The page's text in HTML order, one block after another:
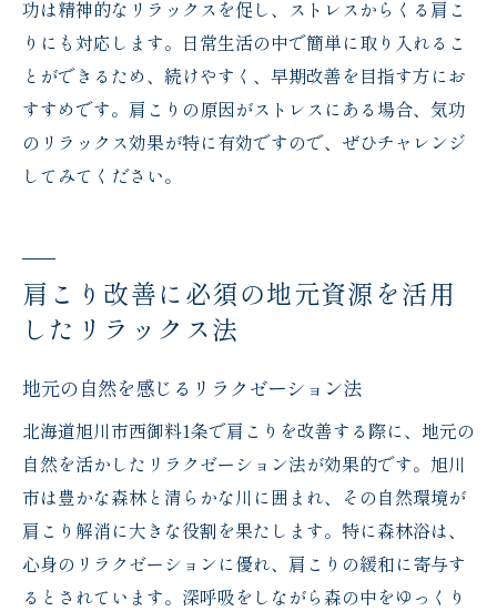
功は精神的なリラックスを促し、ストレスからくる肩こ
りにも対応します。日常生活の中で簡単に取り入れるこ
とができるため、続けやすく、早期改善を目指す方にお
すすめです。肩こりの原因がストレスにある場合、気功
のリラックス効果が特に有効ですので、ぜひチャレンジ
してみてください。
肩こり改善に必須の地元資源を活用
したリラックス法
地元の自然を感じるリラクゼーション法
北海道旭川市西御料1条で肩こりを改善する際に、地元の
自然を活かしたリラクゼーション法が効果的です。旭川
市は豊かな森林と清らかな川に囲まれ、その自然環境が
肩こり解消に大きな役割を果たします。特に森林浴は、
心身のリラクゼーションに優れ、肩こりの緩和に寄与す
るとされています。深呼吸をしながら森の中をゆっくり